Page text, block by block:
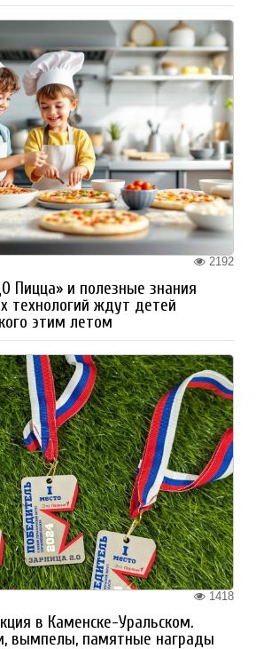
2192
Пицца» и полезные знания
технологий ждут детей
этим летом
1418
в Каменске-Уральском.
вымпелы, памятные награды